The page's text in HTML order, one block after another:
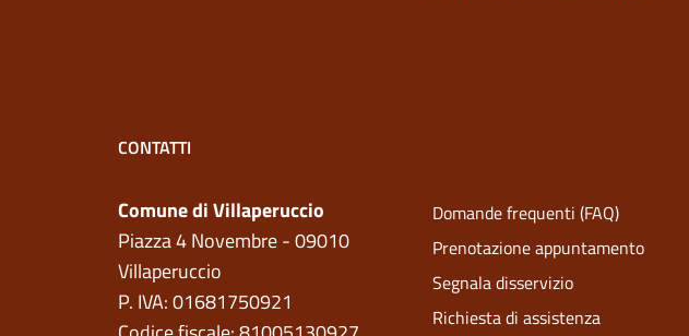
CONTATTI
Comune di Villaperuccio
Piazza 4 Novembre - 09010
Villaperuccio
P. IVA: 01681750921
Domande frequenti (FAQ)
Prenotazione appuntamento
Segnala disservizio
Richiesta di assistenza